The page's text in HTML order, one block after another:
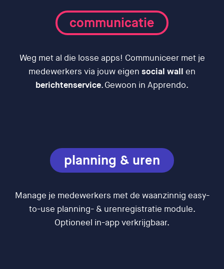
communicatie
Weg met al die losse apps! Communiceer met je
medewerkers via jouw eigen social wall en
berichtenservice. Gewoon in Apprendo.
planning & uren
Manage je medewerkers met de waanzinnig easy-
to-use planning- & urenregistratie module.
Optioneel in-app verkrijgbaar.